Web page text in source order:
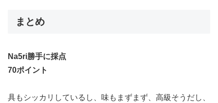
まとめ
Na5ri勝手に採点
70ポイント
具もシッカリしているし、味もまずまず、高級そうだし、